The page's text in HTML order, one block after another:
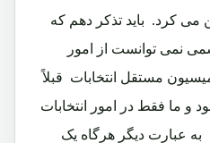
می کرد. باید تذکر دهم که
نمی توانست از امور
مستقل انتخابات قبلاً
و ما فقط در امور انتخابات
عبارت دیگر هرگاه یک